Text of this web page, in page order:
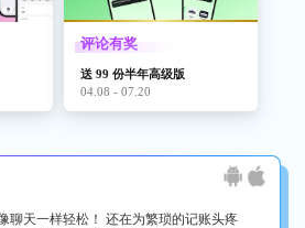
评论有奖
送 99 份半年高级版
04.08 - 07.20
聊天一样轻松！ 还在为繁琐的记账头疼